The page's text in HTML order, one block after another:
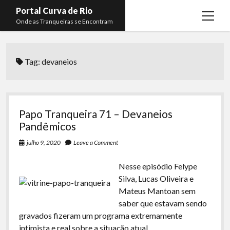
Portal Curva de Rio
Onde as Tranqueiras se Encontram
open
menu
Curva de Rio
Komos
La Siesta Podcast
Rachão na Beira do RIo
Papo Tranqueira
Membros
Lucas Oliveira
Kaique Xavier
Rafael Almeida
Tag:devaneios
Papo Tranqueira 71 – Devaneios
Pandêmicos
julho 9, 2020 Leave a Comment
Nesse episódio Felype
Silva, Lucas Oliveira e
Mateus Mantoan sem
saber que estavam sendo
gravados fizeram um programa extremamente
intimista e real sobre a situação atual